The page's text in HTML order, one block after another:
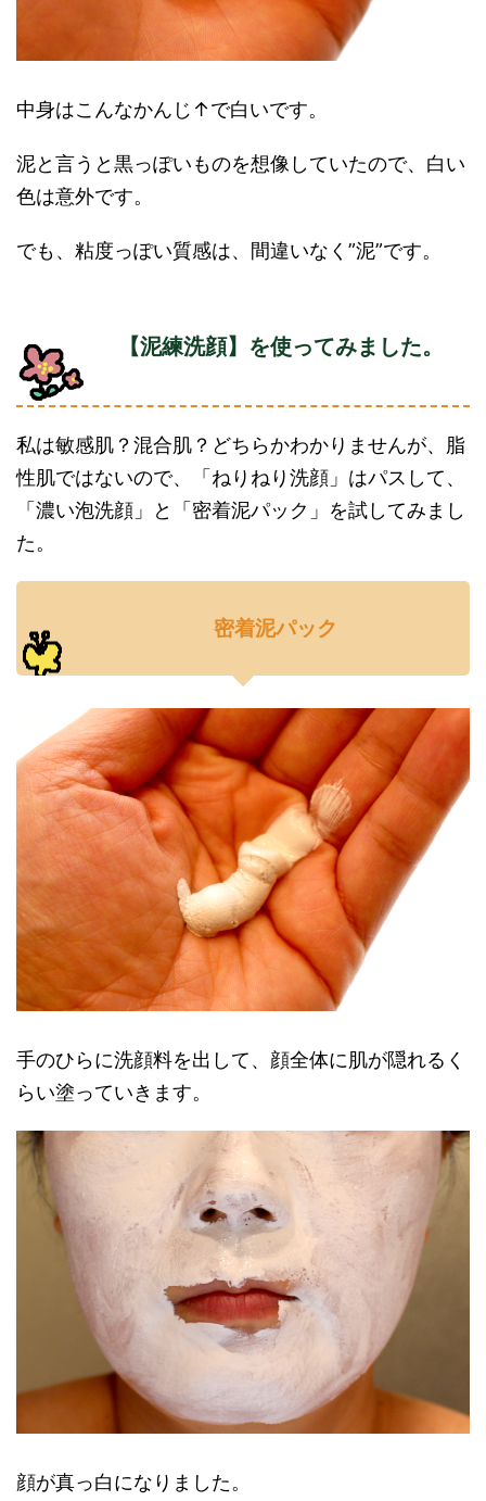
中身はこんなかんじ↑で白いです。
泥と言うと黒っぽいものを想像していたので、白い
色は意外です。
でも、粘度っぽい質感は、間違いなく”泥”です。
【泥練洗顔】を使ってみました。
私は敏感肌？混合肌？どちらかわかりませんが、脂
性肌ではないので、「ねりねり洗顔」はパスして、
「濃い泡洗顔」と「密着泥パック」を試してみまし
た。
密着泥パック
手のひらに洗顔料を出して、顔全体に肌が隠れるく
らい塗っていきます。
顔が真っ白になりました。